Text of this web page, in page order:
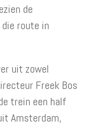
de
route in
uit zowel
Freek Bos
trein een half
Amsterdam,